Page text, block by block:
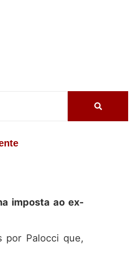
imposta ao ex-
por Palocci que,